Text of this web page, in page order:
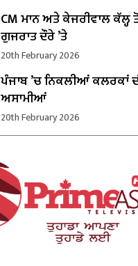
CM ਮਾਨ ਅਤੇ ਕੇਜਰੀਵਾਲ ਕੱਲ੍ਹ
ਗੁਜਰਾਤ ਦੌਰੇ ’ਤੇ
20th February 2026
ਪੰਜਾਬ ’ਚ ਨਿਕਲੀਆਂ ਕਲਰਕਾਂ
ਅਸਾਮੀਆਂ
20th February 2026